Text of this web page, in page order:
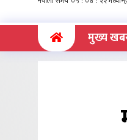
(current)
मुख्य